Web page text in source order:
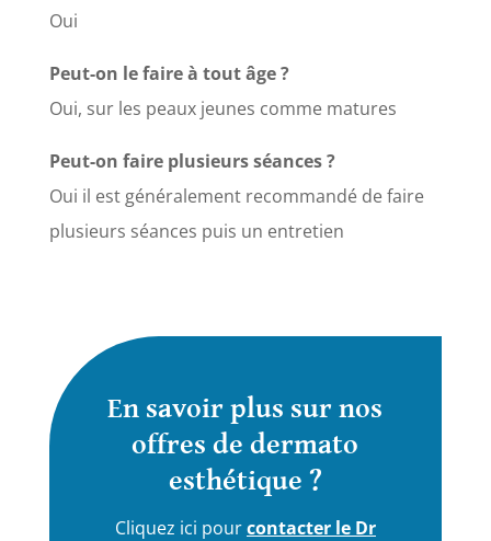
Oui
Peut-on le faire à tout âge ?
Oui, sur les peaux jeunes comme matures
Peut-on faire plusieurs séances ?
Oui il est généralement recommandé de faire
plusieurs séances puis un entretien
En savoir plus sur nos
offres de dermato
esthétique ?
Cliquez ici pourcontacter le Dr